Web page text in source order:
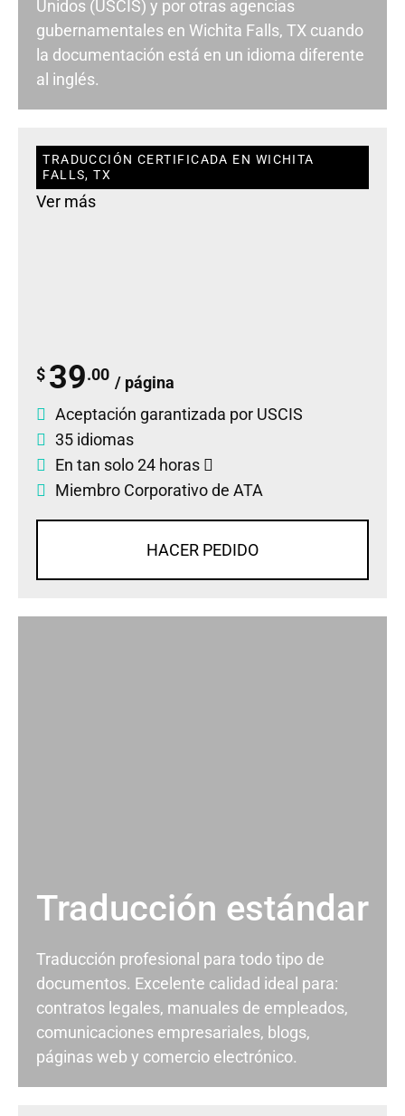
Unidos (USCIS) y por otras agencias
gubernamentales en Wichita Falls, TX cuando
la documentación está en un idioma diferente
al inglés.
TRADUCCIÓN CERTIFICADA EN WICHITA
FALLS, TX
Ver más
$ 39.00 / página
Aceptación garantizada por USCIS
35 idiomas
En tan solo 24 horas
Miembro Corporativo de ATA
HACER PEDIDO
Traducción estándar
Traducción profesional para todo tipo de
documentos. Excelente calidad ideal para:
contratos legales, manuales de empleados,
comunicaciones empresariales, blogs,
páginas web y comercio electrónico.